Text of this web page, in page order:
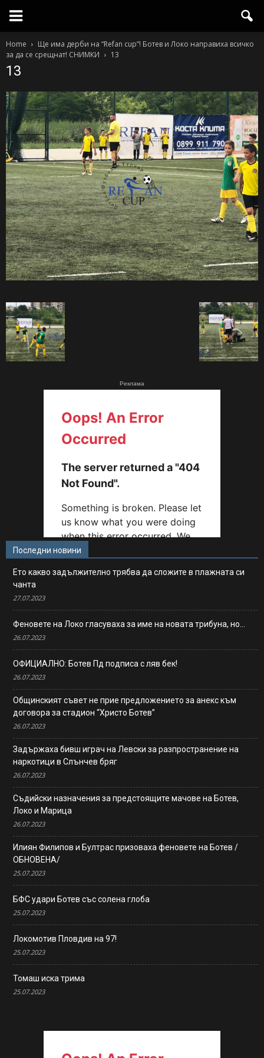
Home
Ще има дерби на “Refan cup”! Ботев и Локо направиха всичко
за да се срещнат! СНИМКИ
13
13
Реклама
Последни новини
Ето какво задължително трябва да сложите в плажната си
чанта
27.07.2023
Феновете на Локо гласуваха за име на новата трибуна, но…
26.07.2023
ОФИЦИАЛНО: Ботев Пд подписа с ляв бек!
26.07.2023
Общинският съвет не прие предложението за анекс към
договора за стадион “Христо Ботев”
26.07.2023
Задържаха бивш играч на Левски за разпространение на
наркотици в Слънчев бряг
26.07.2023
Съдийски назначения за предстоящите мачове на Ботев,
Локо и Марица
26.07.2023
Илиян Филипов и Бултрас призоваха феновете на Ботев /
ОБНОВЕНА/
25.07.2023
БФС удари Ботев със солена глоба
25.07.2023
Локомотив Пловдив на 97!
25.07.2023
Томаш иска трима
25.07.2023